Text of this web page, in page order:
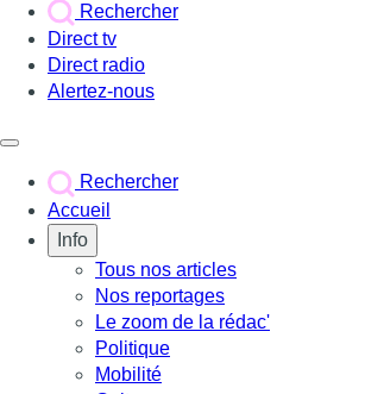
Rechercher
Direct tv
Direct radio
Alertez-nous
Rechercher
Accueil
Info
Tous nos articles
Nos reportages
Le zoom de la rédac'
Politique
Mobilité